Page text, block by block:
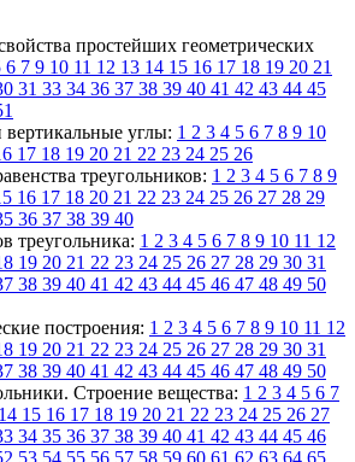
простейших геометрических
6 7 9 10 11 12 13 14 15 16 17 18 19 20 21
31 33 34 36 37 38 39 40 41 42 43 44 45
углы: 1 2 3 4 5 6 7 8 9 10
17 18 19 20 21 22 23 24 25 26
треугольников: 1 2 3 4 5 6 7 8 9
16 17 18 20 21 22 23 24 25 26 27 28 29
36 37 38 39 40
треугольника: 1 2 3 4 5 6 7 8 9 10 11 12
19 20 21 22 23 24 25 26 27 28 29 30 31
38 39 40 41 42 43 44 45 46 47 48 49 50
построения: 1 2 3 4 5 6 7 8 9 10 11 12
19 20 21 22 23 24 25 26 27 28 29 30 31
38 39 40 41 42 43 44 45 46 47 48 49 50
Строение вещества: 1 2 3 4 5 6 7
14 15 16 17 18 19 20 21 22 23 24 25 26 27
34 35 36 37 38 39 40 41 42 43 44 45 46
53 54 55 56 57 58 59 60 61 62 63 64 65